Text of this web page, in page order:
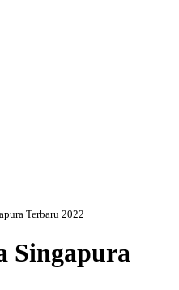
Terbaru 2022
Singapura